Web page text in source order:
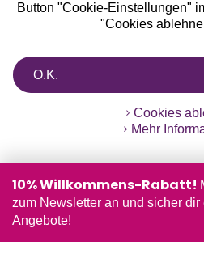
Button "Cookie-Einstellungen"
"Cookies
O.K.
Cookies
Mehr
10% Willkommens-Rabatt!
zum Newsletter an und sicher dir
Angebote!